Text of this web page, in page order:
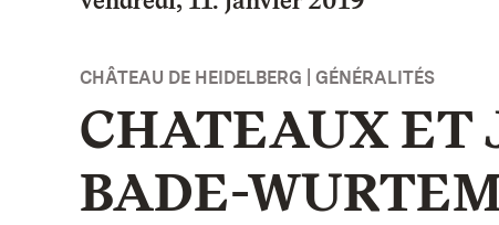
CHÂTEAU DE HEIDELBERG | GÉNÉRALITÉS
CHATEAUX ET
BADE-